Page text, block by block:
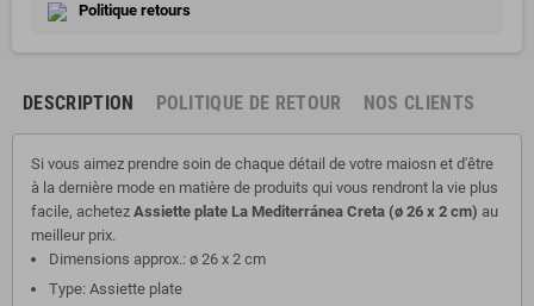
Politique retours
DESCRIPTION POLITIQUE DE RETOUR NOS CLIENTS
Si vous aimez prendre soin de chaque détail de votre maiosn et d'être
à la dernière mode en matière de produits qui vous rendront la vie plus
facile, achetez Assiette plate La Mediterránea Creta (ø 26 x 2 cm) au
meilleur prix.
Dimensions approx.: ø 26 x 2 cm
Type: Assiette plate